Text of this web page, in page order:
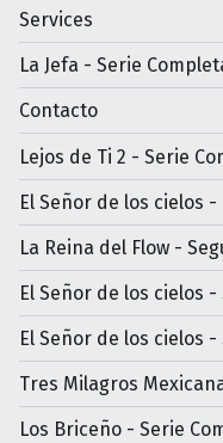
Services
La Jefa - Serie
Contacto
Lejos de Ti 2 - Serie
El Señor de los cielos
La Reina del Flow -
El Señor de los cielos
El Señor de los cielos
Tres Milagros
Los Briceño - Serie